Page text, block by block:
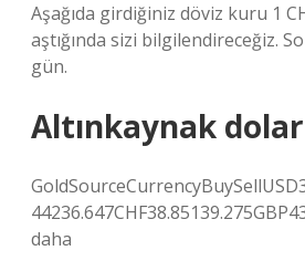
Aşağıda girdiğiniz döviz kuru 1
aştığında sizi bilgilendireceğiz.
gün.
Altınkaynak
daha